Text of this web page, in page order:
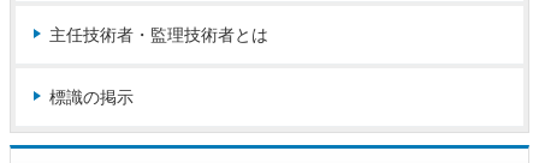
主任技術者・監理技術者とは
標識の掲示